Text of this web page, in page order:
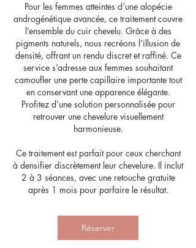
Pour les femmes atteintes d’une alopécie
androgénétique avancée, ce traitement couvre
l’ensemble du cuir chevelu. Grâce à des
pigments naturels, nous recréons l’illusion de
densité, offrant un rendu discret et raffiné. Ce
service s’adresse aux femmes souhaitant
camoufler une perte capillaire importante tout
en conservant une apparence élégante.
Profitez d’une solution personnalisée pour
retrouver une chevelure visuellement
harmonieuse.
Ce traitement est parfait pour ceux cherchant
à densifier discrètement leur chevelure. Il inclut
2 à 3 séances, avec une retouche gratuite
après 1 mois pour parfaire le résultat.
Réserver